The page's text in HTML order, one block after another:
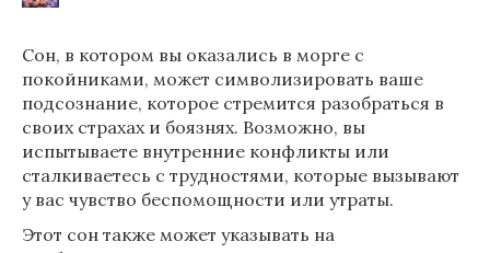
Сон, в котором вы оказались в морге с
покойниками, может символизировать ваше
подсознание, которое стремится разобраться в
своих страхах и боязнях. Возможно, вы
испытываете внутренние конфликты или
сталкиваетесь с трудностями, которые вызывают
у вас чувство беспомощности или утраты.
Этот сон также может указывать на